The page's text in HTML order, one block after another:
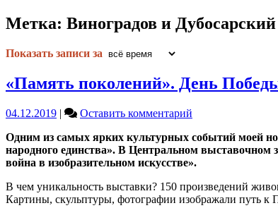
Метка: Виноградов и Дубосарский
Показать записи за
«Память поколений». День
04.12.2019 | Оставить комментарий
поколений».
День
Победы
Тень
Победы?
Одним из самых ярких культурных событий моей
народного единства». В Центральном
война в изобразительном искусстве».
В чем уникальность выставки? 150 произведений
Картины, скульптуры, фотографии изображали путь к